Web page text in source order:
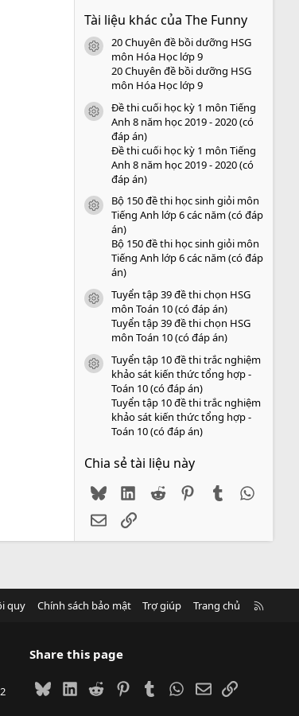
0
0
s
a
o
Tài liệu khác của The Funny
icon tài liệu
20 Chuyên đề bồi dưỡng HSG
môn Hóa Học lớp 9
20 Chuyên đề bồi dưỡng HSG
môn Hóa Học lớp 9
icon tài liệu
Đề thi cuối học kỳ 1 môn Tiếng
Anh 8 năm học 2019 - 2020 (có
đáp án)
Đề thi cuối học kỳ 1 môn Tiếng
Anh 8 năm học 2019 - 2020 (có
đáp án)
icon tài liệu
Bộ 150 đề thi học sinh giỏi môn
Tiếng Anh lớp 6 các năm (có đáp
án)
Bộ 150 đề thi học sinh giỏi môn
Tiếng Anh lớp 6 các năm (có đáp
án)
icon tài liệu
Tuyển tập 39 đề thi chọn HSG
môn Toán 10 (có đáp án)
Tuyển tập 39 đề thi chọn HSG
môn Toán 10 (có đáp án)
icon tài liệu
Tuyển tập 10 đề thi trắc nghiệm
khảo sát kiến thức tổng hợp -
Toán 10 (có đáp án)
Tuyển tập 10 đề thi trắc nghiệm
khảo sát kiến thức tổng hợp -
Toán 10 (có đáp án)
Chia sẻ tài liệu này
BlueskyLinkedIn
Reddit PinterestTumblr
EmailLink
quy Chính sách bảo mật Trợ giúp Trang chủ
Share this page
BlueskyLinkedIn
Reddit PinterestTumblrWhatsApp
EmailLink